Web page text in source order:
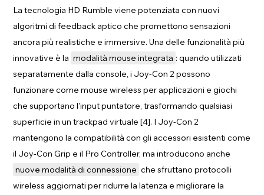
La tecnologia HD Rumble viene potenziata con nuovi
algoritmi di feedback aptico che promettono sensazioni
ancora più realistiche e immersive. Una delle funzionalità più
innovative è la modalità mouse integrata : quando utilizzati
separatamente dalla console, i Joy-Con 2 possono
funzionare come mouse wireless per applicazioni e giochi
che supportano l'input puntatore, trasformando qualsiasi
superficie in un trackpad virtuale [4]. I Joy-Con 2
mantengono la compatibilità con gli accessori esistenti come
il Joy-Con Grip e il Pro Controller, ma introducono anche
nuove modalità di connessione che sfruttano protocolli
wireless aggiornati per ridurre la latenza e migliorare la